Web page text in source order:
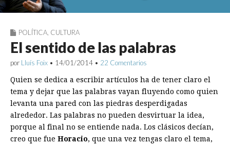
POLÍTICA CULTURA
El sentido de las palabras
por Lluís Foix • 14/01/2014 • 22 Comentarios
Quien se dedica a escribir artículos ha de tener claro el
tema y dejar que las palabras vayan fluyendo como quien
levanta una pared con las piedras desperdigadas
alrededor. Las palabras no pueden desvirtuar la idea,
porque al final no se entiende nada. Los clásicos decían,
creo que fue Horacio, que una vez tengas claro el tema,